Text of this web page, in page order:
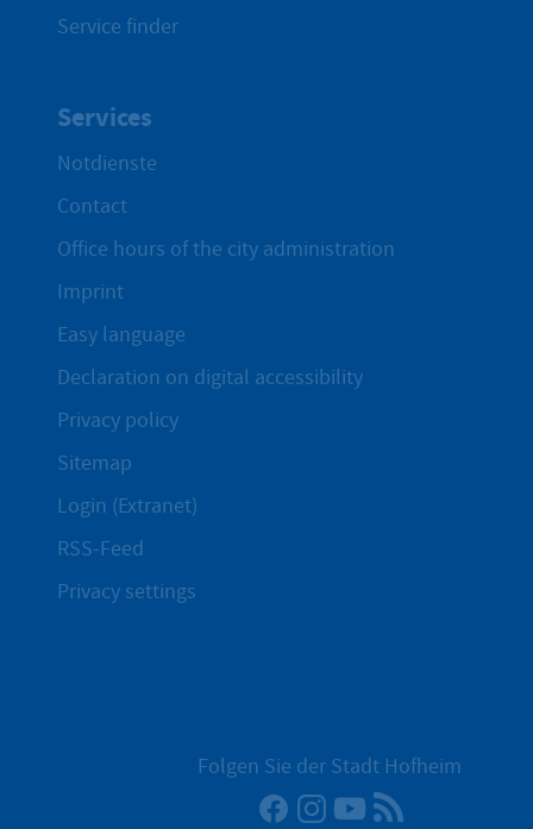
Service finder
Services
Notdienste
Contact
Office hours of the city administration
Imprint
Easy language
Declaration on digital accessibility
Privacy policy
Sitemap
Login (Extranet)
RSS-Feed
Privacy settings
Folgen Sie der Stadt Hofheim
Facebook
Instagram
YouTube